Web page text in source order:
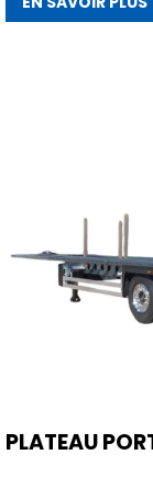
PLATEAU